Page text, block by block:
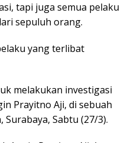
tapi juga semua pelaku
sepuluh orang.
yang terlibat
melakukan investigasi
Prayitno Aji, di sebuah
Sabtu (27/3).